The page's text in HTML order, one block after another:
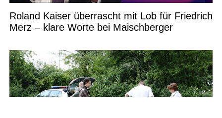
Roland Kaiser überrascht mit Lob für Friedrich
Merz – klare Worte bei Maischberger